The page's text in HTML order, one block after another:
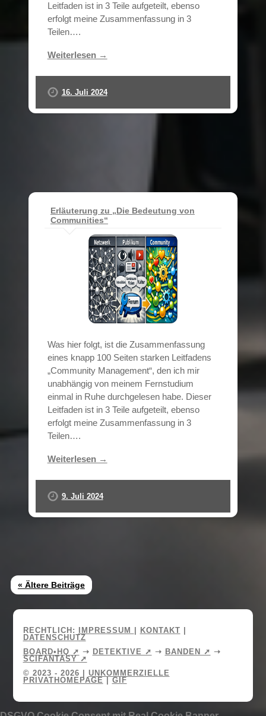
Leitfaden ist in 3 Teile aufgeteilt, ebenso
erfolgt meine Zusammenfassung in 3
Teilen….
Weiterlesen →
16. Juli 2024
Erläuterung zu „Die Bedeutung von
Communities“
Was hier folgt, ist die Zusammenfassung
eines knapp 100 Seiten starken Leitfadens
„Community Management“, den ich mir
unabhängig von meinem Fernstudium
einmal in Ruhe durchgelesen habe. Dieser
Leitfaden ist in 3 Teile aufgeteilt, ebenso
erfolgt meine Zusammenfassung in 3
Teilen….
Weiterlesen →
9. Juli 2024
« Ältere Beiträge
RECHTLICH: IMPRESSUM KONTAKT
DATENSCHUTZ
BOARD•HQ ➚ ➝ DETEKTIVE ➚ ➝ BANDEN ➚ ➝
SCIFANTASY ➚
© 2023 - 2026 | UNKOMMERZIELLE
PRIVATHOMEPAGE
GIF